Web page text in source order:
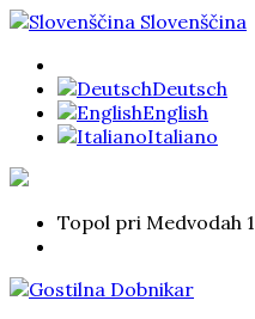
Slovenščina
Deutsch
English
Italiano
Topol pri Medvodah 1